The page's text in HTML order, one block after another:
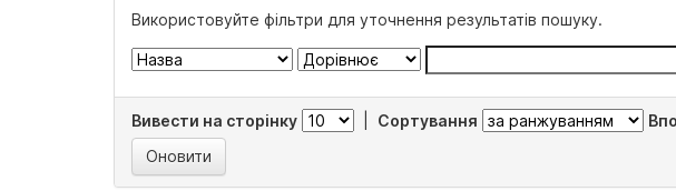
Використовуйте фільтри для уточнення результатів пошуку.
Вивести на сторінку Сортування